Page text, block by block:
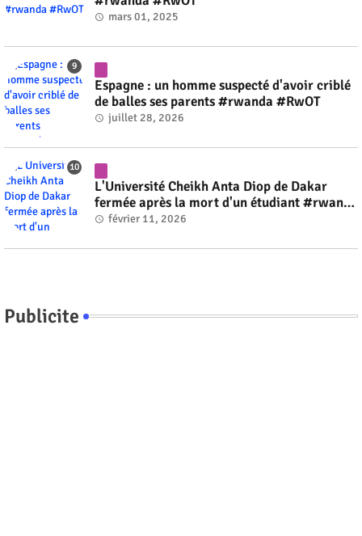
mars 01, 2025
Espagne : un homme suspecté d'avoir criblé
de balles ses parents #rwanda #RwOT
juillet 28, 2026
L'Université Cheikh Anta Diop de Dakar
fermée après la mort d'un étudiant #rwanda
#RwOT
février 11, 2026
Publicite